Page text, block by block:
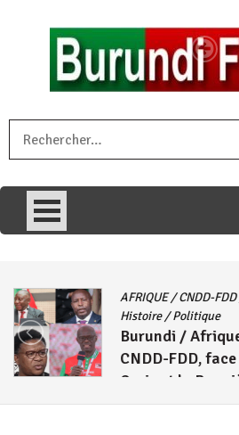
umariye umuryango wawe canke
uri ngaha ndagusigiye iki kibazo :
AFRIQUE/CNDD-FDD
Histoire/Politique
Burundi / Afrique
CNDD-FDD,
Croix et la